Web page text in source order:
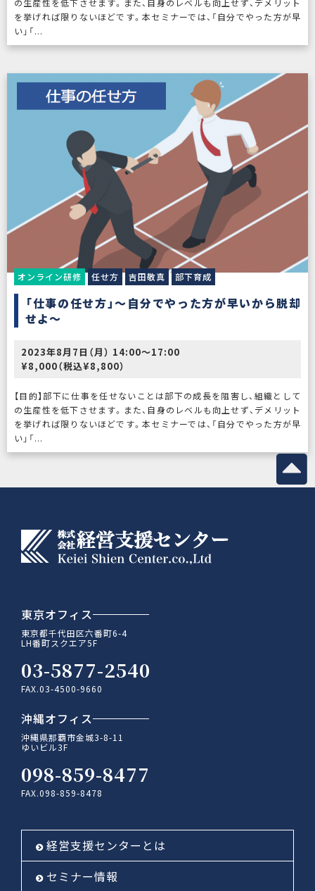
の生産性を低下させます。また、自身のレベルも向上せず、デメリット
を挙げれば限りないほどです。本セミナーでは、「自分でやった方が早
い」「...
オンライン研修 任せ方 吉田敬真 部下育成
「仕事の任せ方」〜自分でやった方が早いから脱却
せよ〜
2023年8月7日（月） 14:00〜17:00
¥8,000（税込¥8,800）
【目的】部下に仕事を任せないことは部下の成長を阻害し、組織として
の生産性を低下させます。また、自身のレベルも向上せず、デメリット
を挙げれば限りないほどです。本セミナーでは、「自分でやった方が早
い」「...
東京オフィス
東京都千代田区六番町6-4
LH番町スクエア5F
03-5877-2540
FAX.03-4500-9660
沖縄オフィス
沖縄県那覇市金城3-8-11
ゆいビル3F
098-859-8477
FAX.098-859-8478
経営支援センターとは
セミナー情報